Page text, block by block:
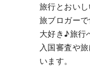
旅行とおい
旅ブロガー
大好き♪旅行
入国審査や
います。